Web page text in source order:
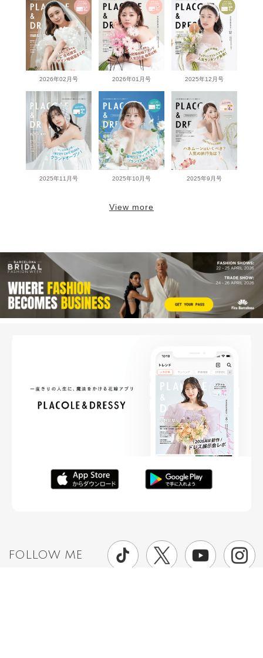
2026年02月号 2026年01月号 2025年12月号
2025年11月号 2025年10月号 2025年9月号
View more
FOLLOW ME